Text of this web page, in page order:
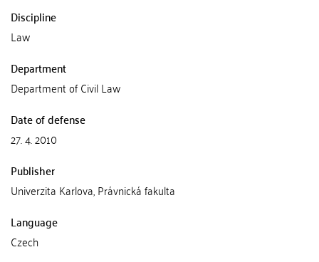
Discipline
Law
Department
Department of Civil Law
Date of defense
27. 4. 2010
Publisher
Univerzita Karlova, Právnická fakulta
Language
Czech